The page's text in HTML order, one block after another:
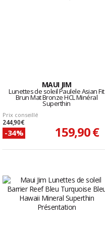
MAUI JIM
Lunettes de soleil Paulele Asian Fit
Brun Mat Bronze HCL Minéral
Superthin
Prix conseillé
244,90 €
-34% 159,90 €